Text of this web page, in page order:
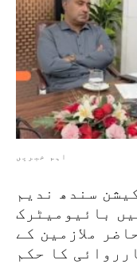
اہم خبریں
سندھ ندیم
بائیومیٹرک
ملازمین کے
کا حکم